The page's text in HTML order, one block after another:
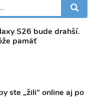
S26 bude drahší.
pamäť
ste „žili“ online aj po